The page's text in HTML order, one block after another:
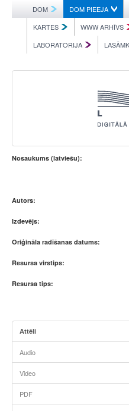
DOM DOM PIEEJA
KARTES
WWW ARHĪVS
LABORATORIJA
Nosaukums (latviešu):
Autors:
Izdevējs:
Oriģināla radīšanas datums:
Resursa virstips:
Resursa tips:
Attēli
Audio
Video
PDF